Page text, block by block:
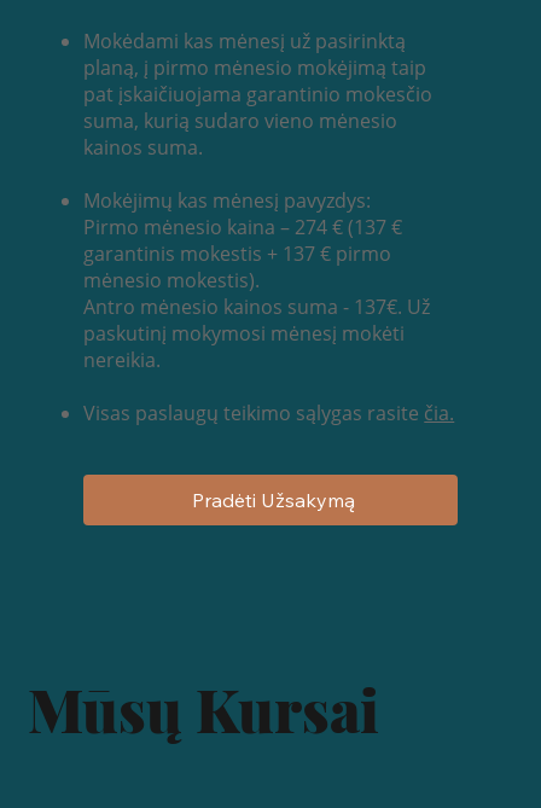
Mokėdami kas mėnesį už pasirinktą
planą, į pirmo mėnesio mokėjimą taip
pat įskaičiuojama garantinio mokesčio
suma, kurią sudaro vieno mėnesio
kainos suma.
Mokėjimų kas mėnesį pavyzdys:
Pirmo mėnesio kaina – 274 € (137 €
garantinis mokestis + 137 € pirmo
mėnesio mokestis).
Antro mėnesio kainos suma - 137€. Už
paskutinį mokymosi mėnesį mokėti
nereikia.
Visas paslaugų teikimo sąlygas rasite čia.
Pradėti Užsakymą
Mūsų Kursai